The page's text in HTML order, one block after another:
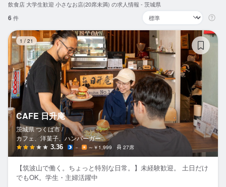
求人検索
閲覧履歴
気になる求人
検索履歴・保存した条件
応募履歴
WEB履歴書
スカウト・メルマガ受信設定
飲食店 大学生歓迎 小さなお店(20席未満) の求人情報 - 茨城県
6件
1 / 21
CAFE 日升庵
茨城県 つくば市 /
カフェ、洋菓子、ハンバーガー
3.36 － ～￥1,999 27席
【筑波山で働く。ちょっと特別な日常。】未経験歓迎。 土日だけ
でもOK。学生・主婦活躍中